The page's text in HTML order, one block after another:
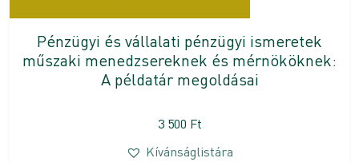
Pénzügyi és vállalati pénzügyi ismeretek
műszaki menedzsereknek és mérnököknek:
A példatár megoldásai
3 500 Ft
Kívánságlistára